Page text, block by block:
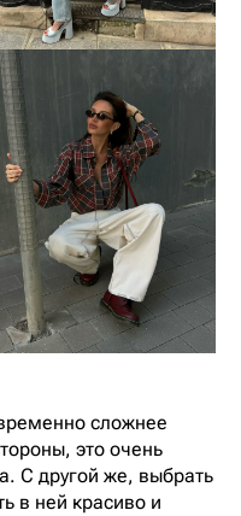
сложнее
это очень
С другой же, выбрать
в ней красиво и